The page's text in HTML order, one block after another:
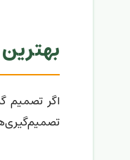
اگر تصمیم